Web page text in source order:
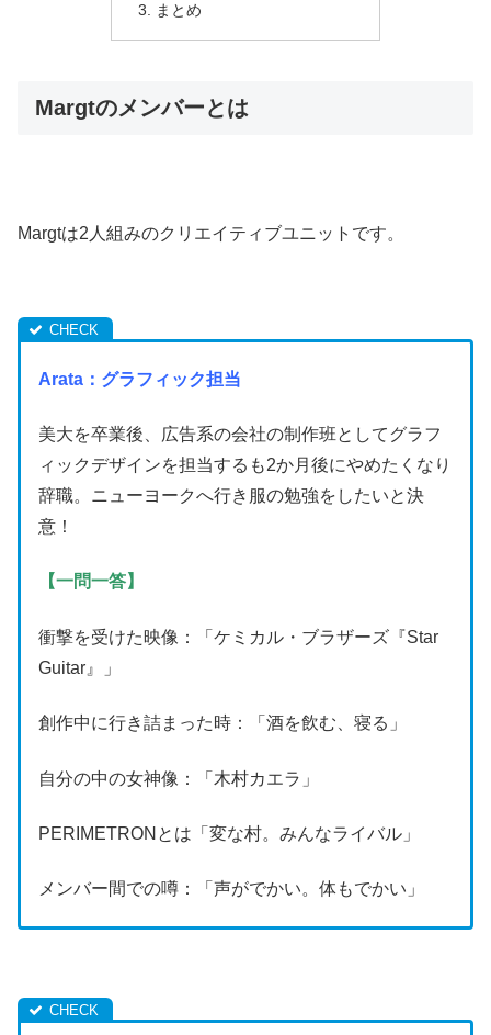
まとめ
Margtのメンバーとは
Margtは2人組みのクリエイティブユニットです。
Arata： グラフィック担当
美大を卒業後、広告系の会社の制作班としてグラフ
ィックデザインを担当するも2か月後にやめたくなり
辞職。ニューヨークへ行き服の勉強をしたいと決
意！
【一問一答】
衝撃を受けた映像：「ケミカル・ブラザーズ『Star
Guitar』」
創作中に行き詰まった時：「酒を飲む、寝る」
自分の中の女神像：「木村カエラ」
PERIMETRONとは「変な村。みんなライバル」
メンバー間での噂：「声がでかい。体もでかい」